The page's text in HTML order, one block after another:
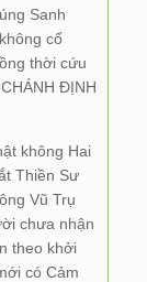
Sanh
cố
thời cứu
ĐỊNH
không Hai
Thiền Sư
Vũ Trụ
chưa nhận
theo khởi
có Cảm